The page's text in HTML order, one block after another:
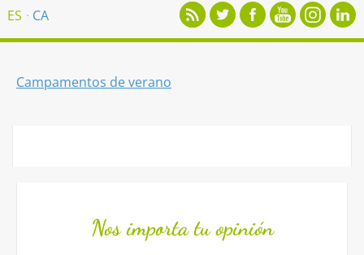
ES CA
Campamentos de verano
Nos importa tu opinión